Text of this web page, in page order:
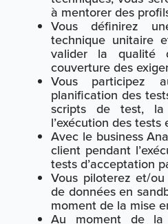
à mentorer des
Vous définirez
technique unitaire
valider la
couverture des
Vous participez
planification des
scripts de test, la
l’exécution des tests
Avec le business
client pendant
tests d’acceptation
Vous piloterez et/
de données en
moment de la mise
Au moment de la